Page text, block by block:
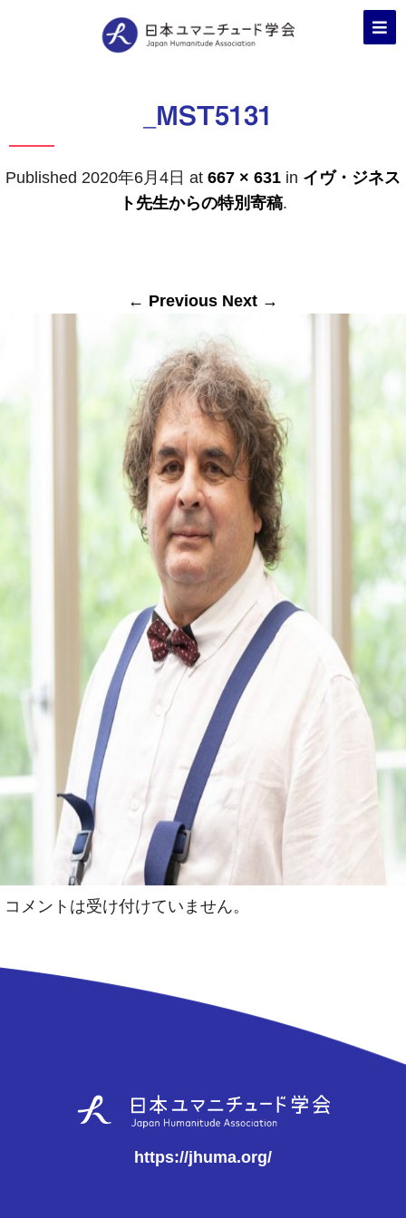
_MST5131
Published 2020年6月4日 at 667 × 631 in イヴ・ジネス
ト先生からの特別寄稿.
← Previous Next →
コメントは受け付けていません。
https://jhuma.org/